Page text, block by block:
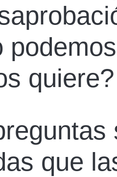
quiere?
que